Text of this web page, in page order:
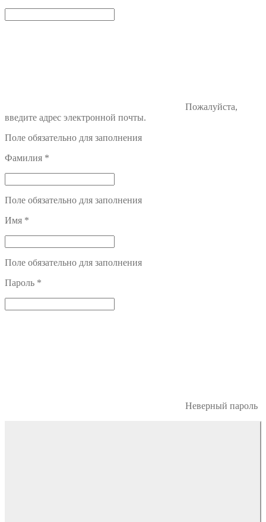
Пожалуйста,
введите адрес электронной почты.
Поле обязательно для заполнения
Фамилия *
Поле обязательно для заполнения
Имя *
Поле обязательно для заполнения
Пароль *
Неверный пароль